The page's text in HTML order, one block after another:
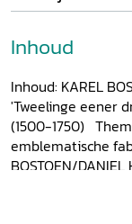
Inhoud
Inhoud: KAREL
'Tweelinge eener
(1500-1750)
emblematische
BOSTOEN/
SLUIJTER/